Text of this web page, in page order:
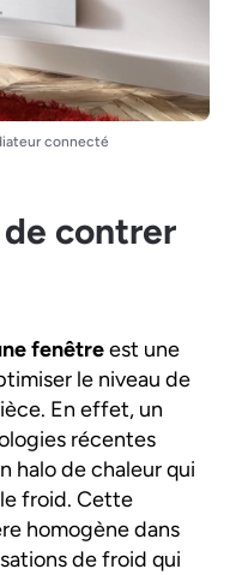
connecté
contrer
fenêtreest une
le niveau de
En effet, un
récentes
halo de chaleur qui
froid. Cette
homogène dans
de froid qui